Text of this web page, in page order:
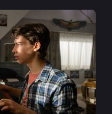
Gia đình
Lịch sử
Tiểu sử
DramaTV